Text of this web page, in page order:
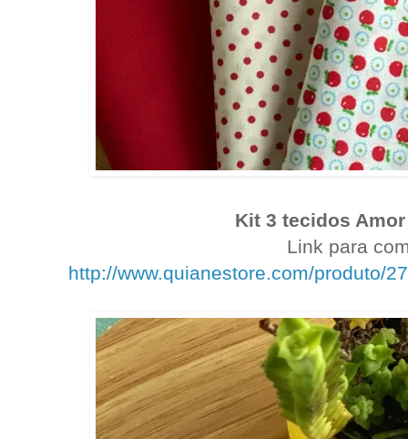
Kit 3 tecidos
Link para
http://www.quianestore.com/produto/